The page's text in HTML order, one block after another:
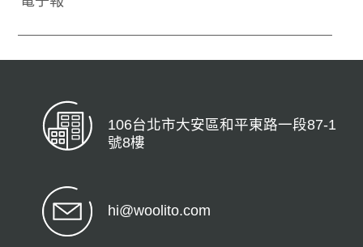
106台北市大安區和平東路一段87-1
號8樓
hi@woolito.com